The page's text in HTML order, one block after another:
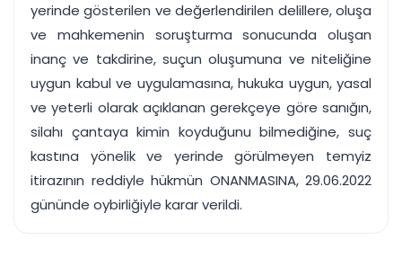
yerinde gösterilen ve değerlendirilen delillere, oluşa
ve mahkemenin soruşturma sonucunda oluşan
inanç ve takdirine, suçun oluşumuna ve niteliğine
uygun kabul ve uygulamasına, hukuka uygun, yasal
ve yeterli olarak açıklanan gerekçeye göre sanığın,
silahı çantaya kimin koyduğunu bilmediğine, suç
kastına yönelik ve yerinde görülmeyen temyiz
itirazının reddiyle hükmün ONANMASINA, 29.06.2022
gününde oybirliğiyle karar verildi.